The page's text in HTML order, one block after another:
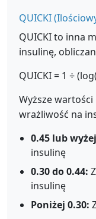
QUICKI
QUICKI to inna
insulinę,
QUICKI = 1 ÷
Wyższe wartości
wrażliwość na
0.45 lub
insulinę
0.30 do 0.44:
insulinę
Poniżej 0.30: